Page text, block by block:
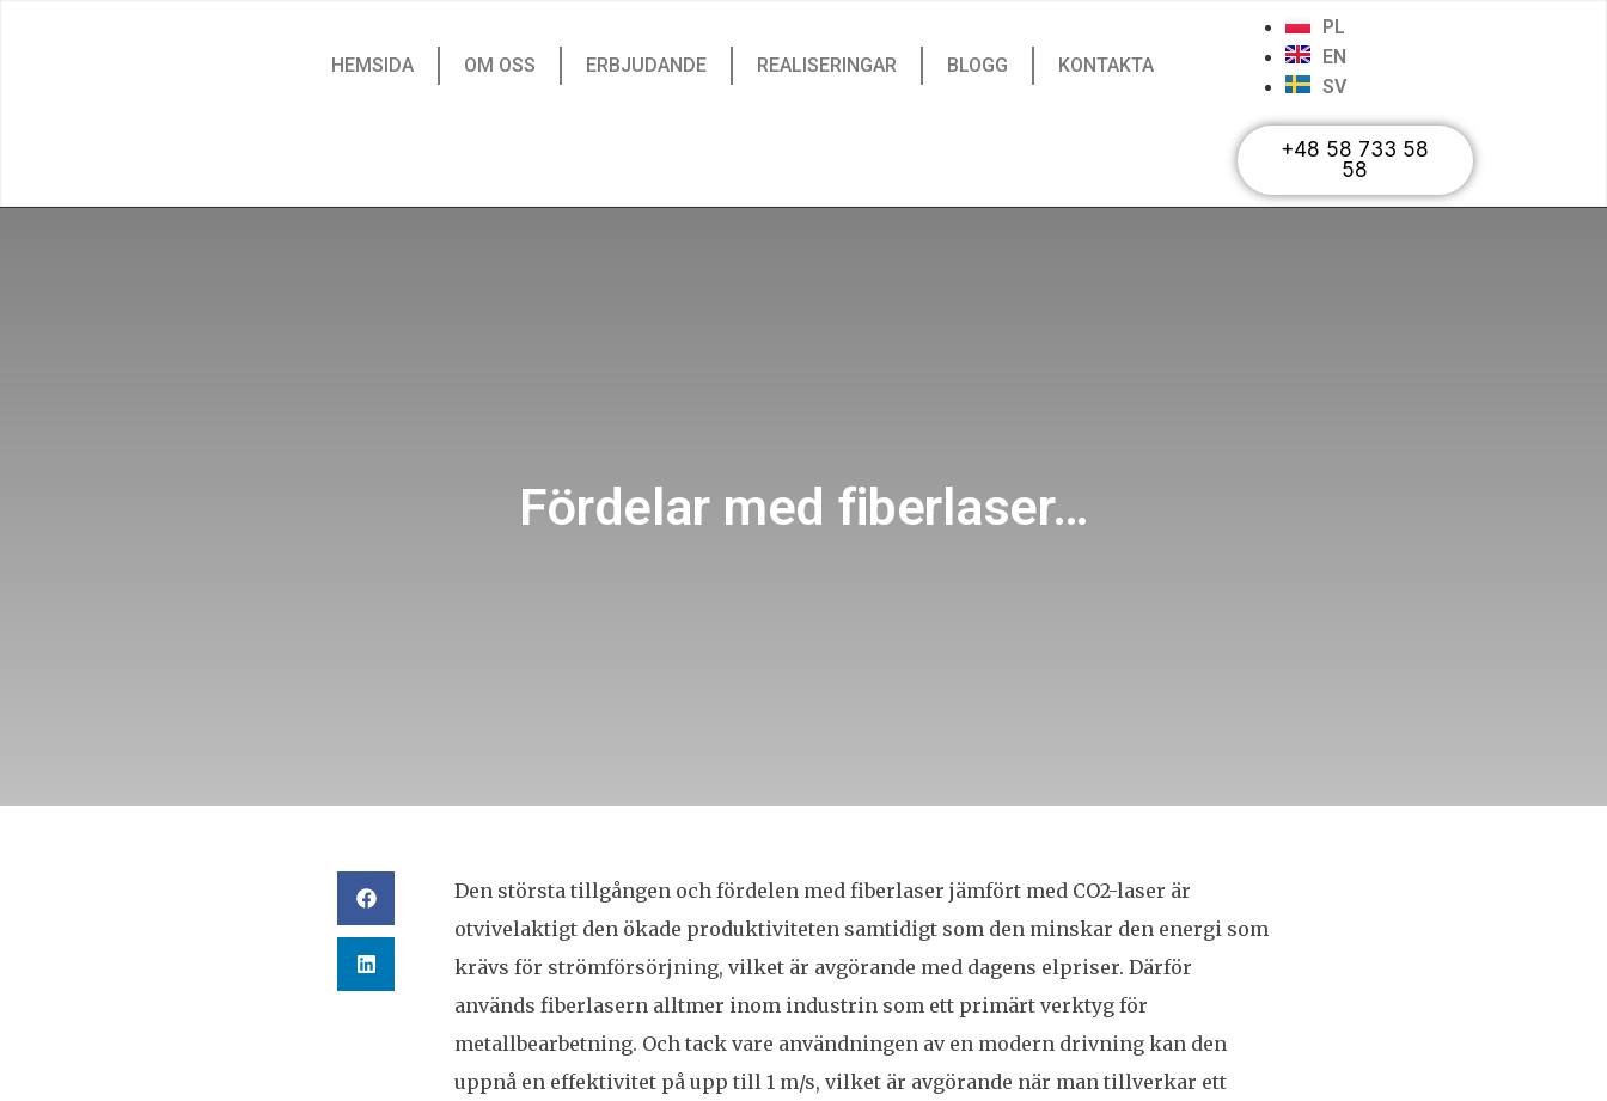
HEMSIDA OM OSS ERBJUDANDE REALISERINGAR BLOGG KONTAKTA
PL
EN
SV
+48 58 733 58
58
Fördelar med fiberlaser…
Den största tillgången och fördelen med fiberlaser jämfört med CO2-laser är
otvivelaktigt den ökade produktiviteten samtidigt som den minskar den energi som
krävs för strömförsörjning, vilket är avgörande med dagens elpriser. Därför
används fiberlasern alltmer inom industrin som ett primärt verktyg för
metallbearbetning. Och tack vare användningen av en modern drivning kan den
uppnå en effektivitet på upp till 1 m/s, vilket är avgörande när man tillverkar ett